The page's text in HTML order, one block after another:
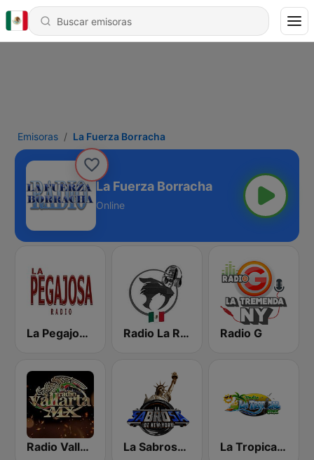
Emisoras La Fuerza Borracha
La Fuerza Borracha
Online
La Pegajosa Radio HD Radio La Rugidora Radio G
Radio Vallarta Mx La Sabrosa De NY La Tropical MX